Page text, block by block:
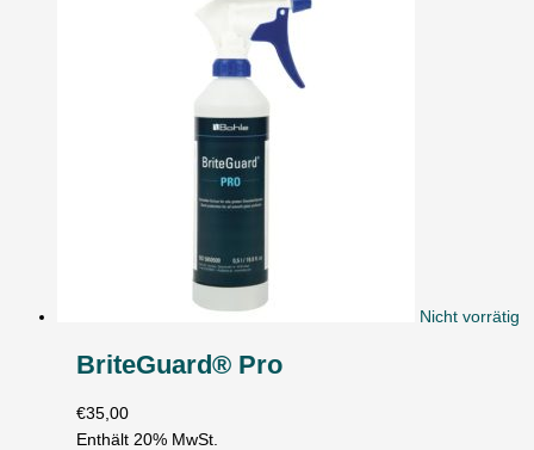
Nicht vorrätig
BriteGuard® Pro
€35,00
Enthält 20% MwSt.